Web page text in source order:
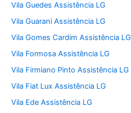
Vila Guedes Assistência LG
Vila Guarani Assistência LG
Vila Gomes Cardim Assistência LG
Vila Formosa Assistência LG
Vila Firmiano Pinto Assistência LG
Vila Fiat Lux Assistência LG
Vila Ede Assistência LG